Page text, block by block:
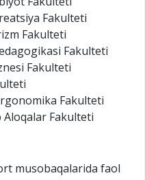
Fakulteti
Fakulteti
Fakulteti
Fakulteti
Fakulteti
Fakulteti
musobaqalarida faol